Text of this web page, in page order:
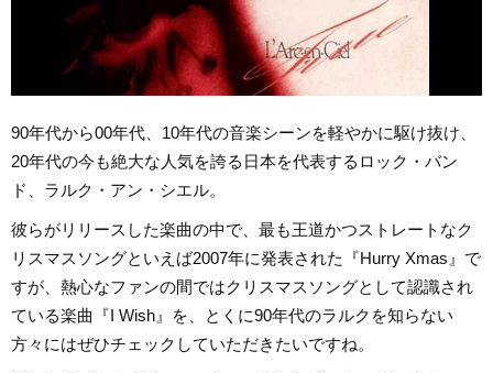
90年代から00年代、10年代の音楽シーンを軽やかに駆け抜け、
20年代の今も絶大な人気を誇る日本を代表するロック・バン
ド、ラルク・アン・シエル。
彼らがリリースした楽曲の中で、最も王道かつストレートなク
リスマスソングといえば2007年に発表された『Hurry Xmas』で
すが、熱心なファンの間ではクリスマスソングとして認識され
ている楽曲『I Wish』を、とくに90年代のラルクを知らない
方々にはぜひチェックしていただきたいですね。